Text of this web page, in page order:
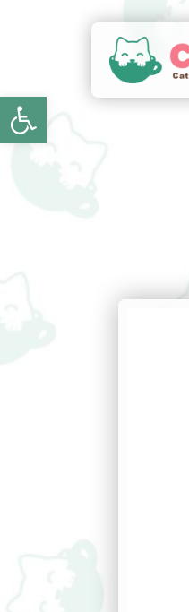
Abrir barra de herramientas